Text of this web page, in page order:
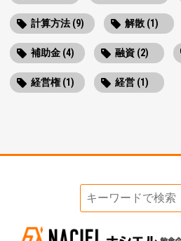
計算方法 (9) 解散 (1)
補助金 (4) 融資 (2)
経営権 (1) 経営 (1)